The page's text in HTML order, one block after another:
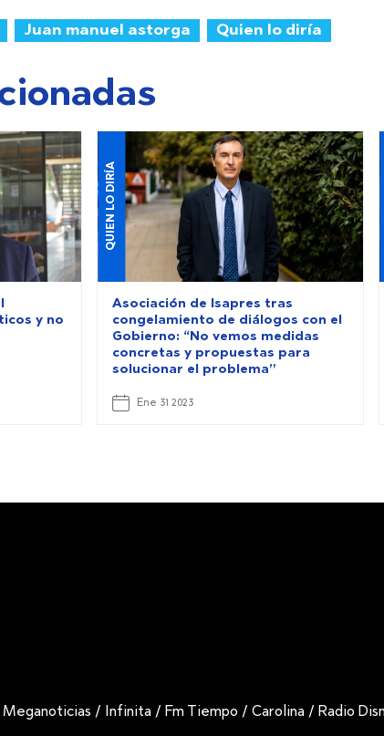
Juan manuel astorga Quien lo diría
y no
QUIEN LO DIRÍA
Asociación de Isapres tras
congelamiento de diálogos con el
Gobierno: “No vemos medidas
concretas y propuestas para
solucionar el problema”
Ene 31 2023
Meganoticias / Infinita / Fm Tiempo /Carolina / Radio